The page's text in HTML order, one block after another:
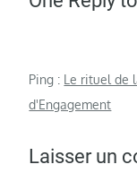
Ping : Le rituel de
d'Engagement
Laisser un